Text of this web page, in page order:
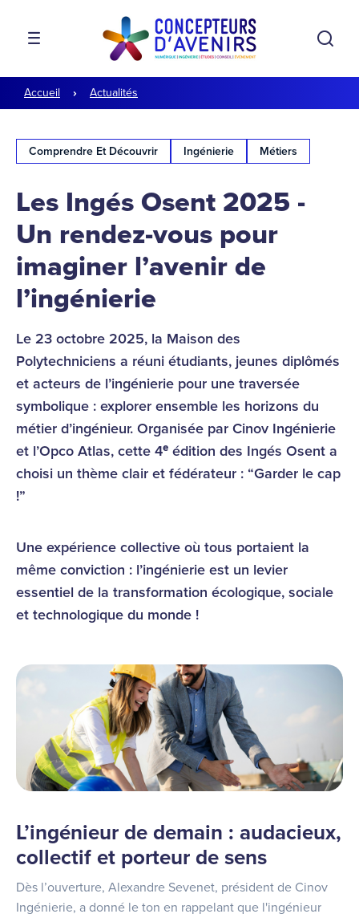
Aller au contenu
Aller à la navigation
MENU
Accueil Actualités
Comprendre Et Découvrir Ingénierie Métiers
Les Ingés Osent 2025 -
Un rendez-vous pour
imaginer l’avenir de
l’ingénierie
Le 23 octobre 2025, la Maison des
Polytechniciens a réuni étudiants, jeunes diplômés
et acteurs de l’ingénierie pour une traversée
symbolique : explorer ensemble les horizons du
métier d’ingénieur. Organisée par Cinov Ingénierie
et l’Opco Atlas, cette 4ᵉ édition des Ingés Osent a
choisi un thème clair et fédérateur : “Garder le cap
!”
Une expérience collective où tous portaient la
même conviction : l’ingénierie est un levier
essentiel de la transformation écologique, sociale
et technologique du monde !
L’ingénieur de demain : audacieux,
collectif et porteur de sens
Dès l’ouverture, Alexandre Sevenet, président de Cinov
Ingénierie, a donné le ton en rappelant que l'ingénieur